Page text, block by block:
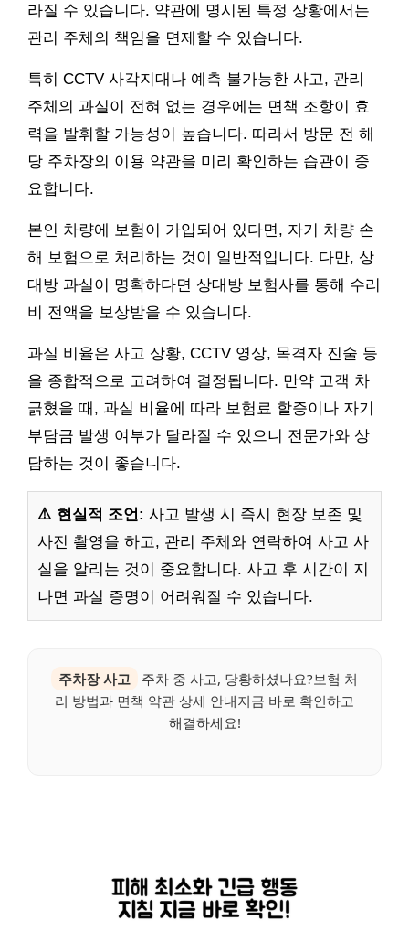
라질 수 있습니다. 약관에 명시된 특정 상황에서는
관리 주체의 책임을 면제할 수 있습니다.
특히 CCTV 사각지대나 예측 불가능한 사고, 관리
주체의 과실이 전혀 없는 경우에는 면책 조항이 효
력을 발휘할 가능성이 높습니다. 따라서 방문 전 해
당 주차장의 이용 약관을 미리 확인하는 습관이 중
요합니다.
본인 차량에 보험이 가입되어 있다면, 자기 차량 손
해 보험으로 처리하는 것이 일반적입니다. 다만, 상
대방 과실이 명확하다면 상대방 보험사를 통해 수리
비 전액을 보상받을 수 있습니다.
과실 비율은 사고 상황, CCTV 영상, 목격자 진술 등
을 종합적으로 고려하여 결정됩니다. 만약 고객 차
긁혔을 때, 과실 비율에 따라 보험료 할증이나 자기
부담금 발생 여부가 달라질 수 있으니 전문가와 상
담하는 것이 좋습니다.
⚠️ 현실적 조언: 사고 발생 시 즉시 현장 보존 및
사진 촬영을 하고, 관리 주체와 연락하여 사고 사
실을 알리는 것이 중요합니다. 사고 후 시간이 지
나면 과실 증명이 어려워질 수 있습니다.
주차장 사고
주차 중 사고, 당황하셨나요?보험 처
리 방법과 면책 약관 상세 안내지금 바로 확인하고
해결하세요!